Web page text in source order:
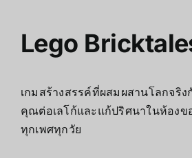
Lego
เกมสร้างสรรค์ที่ผสมผสานโลกจริ
คุณต่อเลโก้และแก้ปริศนาในห้องข
ทุกเพศทุกวัย